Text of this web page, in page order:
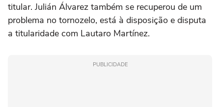
titular. Julián Álvarez também se recuperou de um
problema no tornozelo, está à disposição e disputa
a titularidade com Lautaro Martínez.
PUBLICIDADE